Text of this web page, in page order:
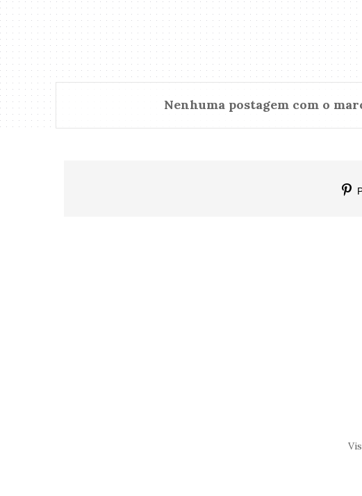
Nenhuma postagem com o